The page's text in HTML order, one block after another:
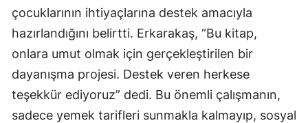
çocuklarının ihtiyaçlarına destek amacıyla
hazırlandığını belirtti. Erkarakaş, “Bu kitap,
onlara umut olmak için gerçekleştirilen bir
dayanışma projesi. Destek veren herkese
teşekkür ediyoruz” dedi. Bu önemli çalışmanın,
sadece yemek tarifleri sunmakla kalmayıp, sosyal